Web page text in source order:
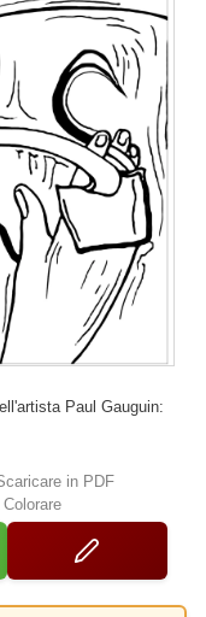
Paul Gauguin:
in PDF